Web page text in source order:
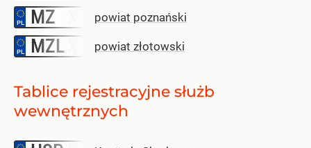
MZ powiat poznański
MZL powiat złotowski
Tablice rejestracyjne służb
wewnętrznych